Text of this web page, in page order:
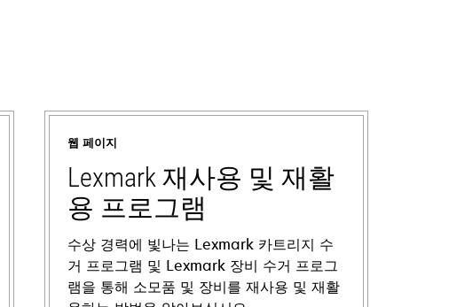
웹 페이지
Lexmark 재사용 및 재활
용 프로그램
수상 경력에 빛나는 Lexmark 카트리지 수
거 프로그램 및 Lexmark 장비 수거 프로그
램을 통해 소모품 및 장비를 재사용 및 재활